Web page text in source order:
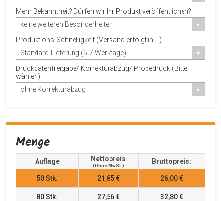
Mehr Bekanntheit? Dürfen wir Ihr Produkt veröffentlichen?
keine weiteren Besonderheiten
Produktions-Schnelligkeit (Versand erfolgt in....)
Standard-Lieferung (5-7 Werktage)
Druckdatenfreigabe/ Korrekturabzug/ Probedruck (Bitte
wählen)
ohne Korrekturabzug
Menge
Auflage Nettopreis
(ohne MwSt.)
Bruttopreis:
50Stk. 21,85 € 26,00 €
80Stk. 27,56 € 32,80 €